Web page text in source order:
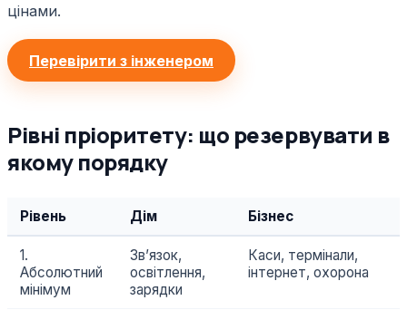
цінами.
Перевірити з інженером
Рівні пріоритету: що резервувати в
якому порядку
Рівень Дім Бізнес
1.
Абсолютний
мінімум
Звʼязок,
освітлення,
зарядки
Каси, термінали,
інтернет, охорона